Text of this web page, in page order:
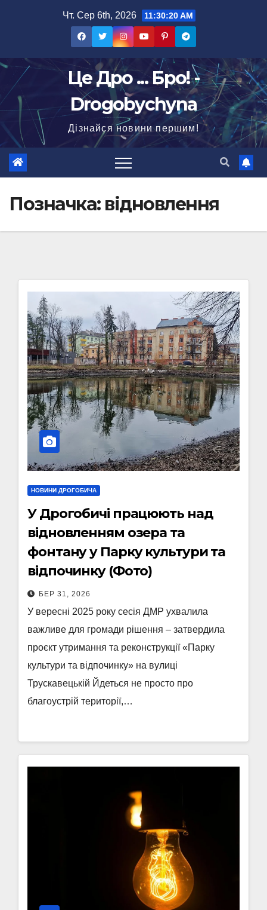
Чт. Сер 6th, 2026 11:30:22 AM
Це Дро ... Бро! -
Drogobychyna
Дізнайся новини першим!
Позначка: відновлення
НОВИНИ ДРОГОБИЧА
У Дрогобичі працюють над
відновленням озера та
фонтану у Парку культури та
відпочинку (Фото)
БЕР 31, 2026
У вересні 2025 року сесія ДМР ухвалила
важливе для громади рішення – затвердила
проєкт утримання та реконструкції «Парку
культури та відпочинку» на вулиці
Трускавецькій Йдеться не просто про
благоустрій території,…